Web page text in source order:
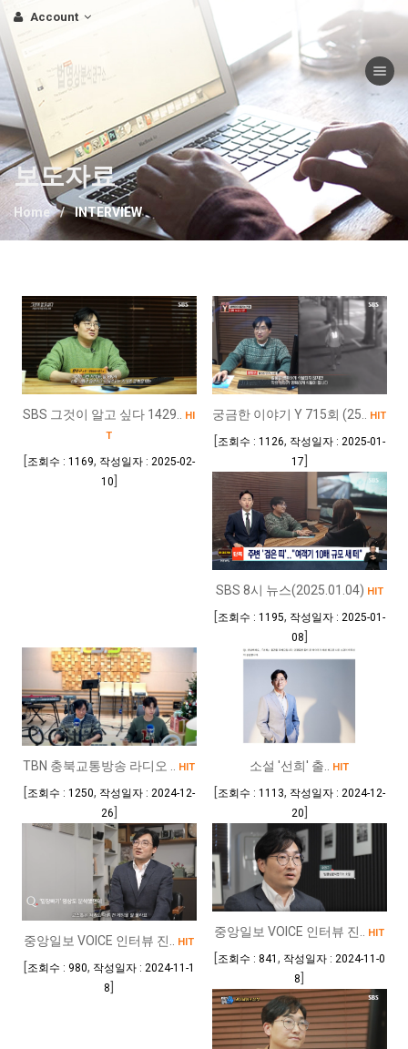
Account
Toggle
보도자료
Home INTERVIEW
SBS 그것이 알고 싶다 1429..
HI
T
[조회수 : 1169, 작성일자 : 2025-02-
10
궁금한 이야기 Y 715회 (25.. HIT
[조회수 : 1126, 작성일자 : 2025-01-
17
SBS 8시 뉴스(2025.01.04) HIT
[조회수 : 1195, 작성일자 : 2025-01-
08
TBN 충북교통방송 라디오 .. HIT
[조회수 : 1250, 작성일자 : 2024-12-
26
소설 '선희' 출.. HIT
[조회수 : 1113, 작성일자 : 2024-12-
20
중앙일보 VOICE 인터뷰 진.. HIT
[조회수 : 980, 작성일자 : 2024-11-1
8
중앙일보 VOICE 인터뷰 진.. HIT
[조회수 : 841 , 작성일자 : 2024-11-0
8